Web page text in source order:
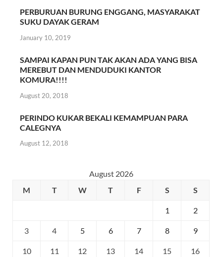
PERBURUAN BURUNG ENGGANG, MASYARAKAT
SUKU DAYAK GERAM
January 10, 2019
SAMPAI KAPAN PUN TAK AKAN ADA YANG BISA
MEREBUT DAN MENDUDUKI KANTOR
KOMURA!!!!
August 20, 2018
PERINDO KUKAR BEKALI KEMAMPUAN PARA
CALEGNYA
August 12, 2018
August 2026
M
T W T F S S
1 2
3 4 5 6 7 8 9
10 11 12 13 14 15 16